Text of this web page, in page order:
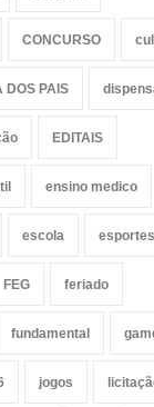
CONCURSO
DOS PAIS
EDITAIS
ensino medico
escola esportes
FEG feriado
fundamental
jogos